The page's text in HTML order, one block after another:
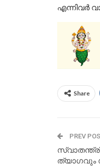
എന്നിവര്‍
Share
PREV
ത്യാഗവും